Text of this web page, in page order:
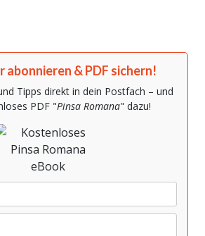
& PDF sichern!
Tipps direkt in dein Postfach – und
PDF "Pinsa Romana" dazu!